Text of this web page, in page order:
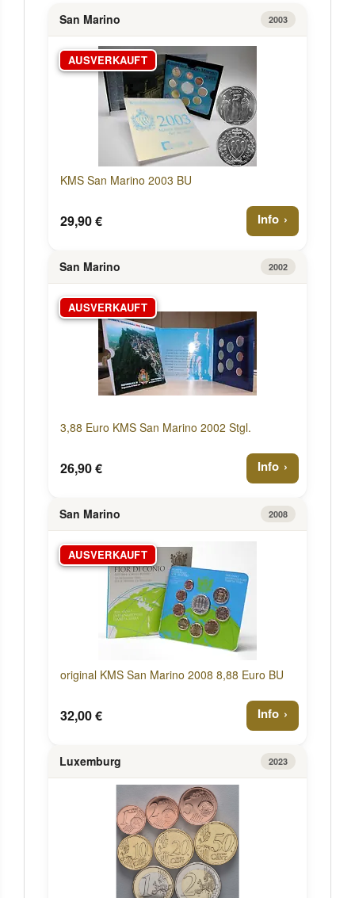
San Marino 2003
AUSVERKAUFT
KMS San Marino 2003 BU
29,90 € Info
San Marino 2002
AUSVERKAUFT
3,88 Euro KMS San Marino 2002 Stgl.
26,90 € Info
San Marino 2008
AUSVERKAUFT
original KMS San Marino 2008 8,88 Euro BU
32,00 € Info
Luxemburg 2023